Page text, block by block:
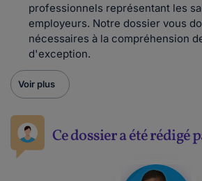
professionnels représentant les
employeurs. Notre dossier vous
nécessaires à la compréhension
d'exception.
Voir plus
Ce dossier a été rédigé